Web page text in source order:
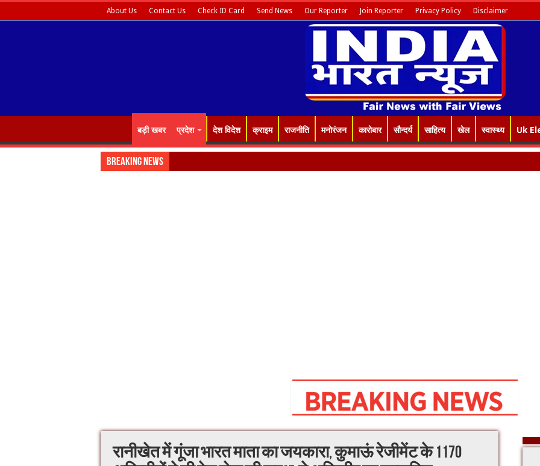
About Us Contact Us Check ID Card Send News Our Reporter Join Reporter Privacy Policy Disclaimer
बड़ी खबर प्रदेश देश विदेश क्राइम राजनीति मनोरंजन कारोबार सौन्दर्य साहित्य खेल स्वास्थ्य Uk
Breaking News
रानीखेत में गूंजा भारत माता का जयकारा, कुमाऊं रेजीमेंट के 1170